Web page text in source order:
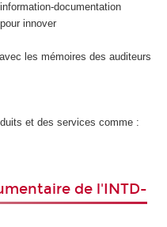
documentation
innover
les mémoires des auditeurs
et des services comme :
de l'INTD-